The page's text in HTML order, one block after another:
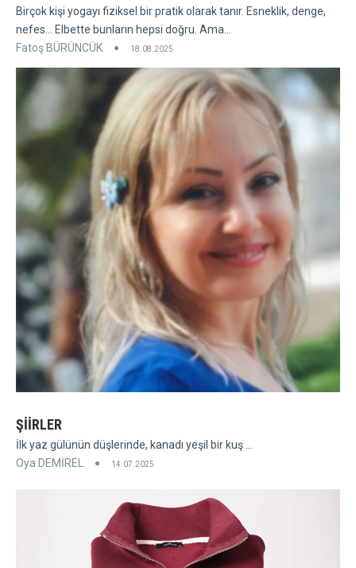
Birçok kişi yogayı fiziksel bir pratik olarak tanır. Esneklik, denge,
nefes... Elbette bunların hepsi doğru. Ama...
Fatoş BÜRÜNCÜK
18.08.2025
ŞİİRLER
İlk yaz gülünün düşlerinde, kanadı yeşil bir kuş ...
Oya DEMİREL
14.07.2025